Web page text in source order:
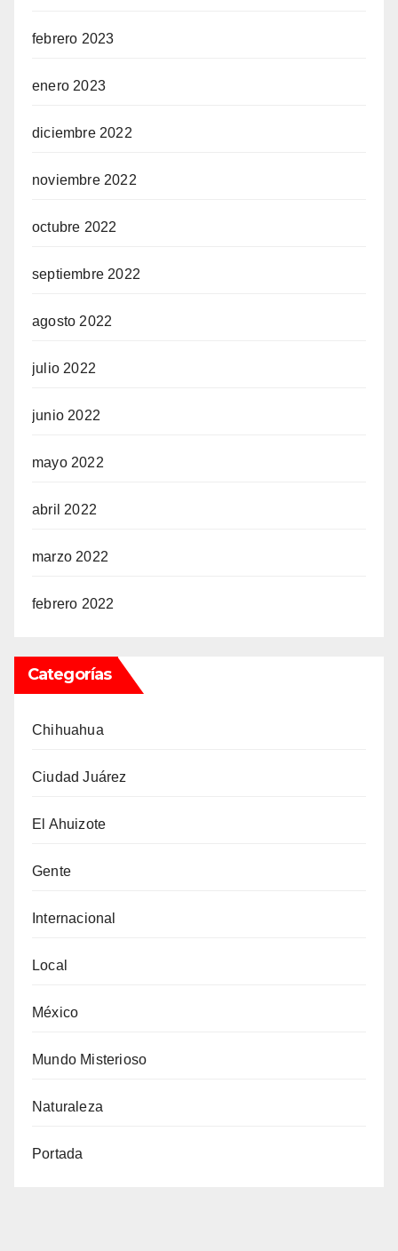
febrero 2023
enero 2023
diciembre 2022
noviembre 2022
octubre 2022
septiembre 2022
agosto 2022
julio 2022
junio 2022
mayo 2022
abril 2022
marzo 2022
febrero 2022
Categorías
Chihuahua
Ciudad Juárez
El Ahuizote
Gente
Internacional
Local
México
Mundo Misterioso
Naturaleza
Portada